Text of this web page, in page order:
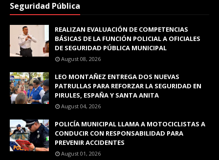
Seguridad Pública
REALIZAN EVALUACIÓN DE COMPETENCIAS
BÁSICAS DE LA FUNCIÓN POLICIAL A OFICIALES
DE SEGURIDAD PÚBLICA MUNICIPAL
August 08, 2026
LEO MONTAÑEZ ENTREGA DOS NUEVAS
PATRULLAS PARA REFORZAR LA SEGURIDAD EN
PIRULES, ESPAÑA Y SANTA ANITA
August 04, 2026
POLICÍA MUNICIPAL LLAMA A MOTOCICLISTAS A
CONDUCIR CON RESPONSABILIDAD PARA
PREVENIR ACCIDENTES
August 01, 2026